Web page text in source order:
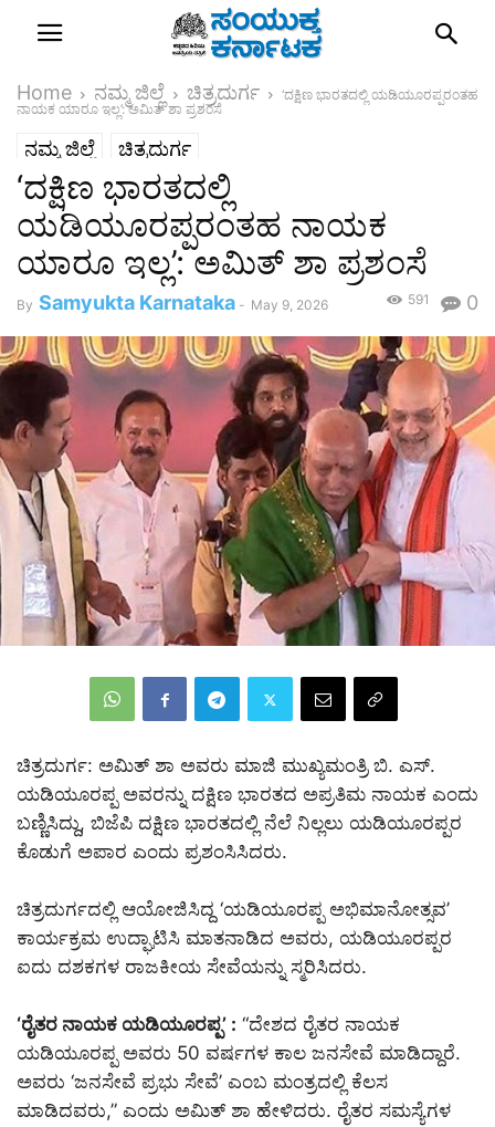
Home ನಮ್ಮ ಜಿಲ್ಲೆ ಚಿತ್ರದುರ್ಗ
‘ದಕ್ಷಿಣ ಭಾರತದಲ್ಲಿ ಯಡಿಯೂರಪ್ಪರಂತಹ
ನಾಯಕ ಯಾರೂ ಇಲ್ಲ’: ಅಮಿತ್ ಶಾ ಪ್ರಶಂಸೆ
ನಮ್ಮ ಜಿಲ್ಲೆ ಚಿತ್ರದುರ್ಗ
‘ದಕ್ಷಿಣ ಭಾರತದಲ್ಲಿ
ಯಡಿಯೂರಪ್ಪರಂತಹ ನಾಯಕ
ಯಾರೂ ಇಲ್ಲ’: ಅಮಿತ್ ಶಾ ಪ್ರಶಂಸೆ
By Samyukta Karnataka - May 9, 2026 0
591
ಚಿತ್ರದುರ್ಗ: ಅಮಿತ್‌ ಶಾ ಅವರು ಮಾಜಿ ಮುಖ್ಯಮಂತ್ರಿ ಬಿ. ಎಸ್‌.
ಯಡಿಯೂರಪ್ಪ ಅವರನ್ನು ದಕ್ಷಿಣ ಭಾರತದ ಅಪ್ರತಿಮ ನಾಯಕ ಎಂದು
ಬಣ್ಣಿಸಿದ್ದು, ಬಿಜೆಪಿ ದಕ್ಷಿಣ ಭಾರತದಲ್ಲಿ ನೆಲೆ ನಿಲ್ಲಲು ಯಡಿಯೂರಪ್ಪರ
ಕೊಡುಗೆ ಅಪಾರ ಎಂದು ಪ್ರಶಂಸಿಸಿದರು.
ಚಿತ್ರದುರ್ಗದಲ್ಲಿ ಆಯೋಜಿಸಿದ್ದ ‘ಯಡಿಯೂರಪ್ಪ ಅಭಿಮಾನೋತ್ಸವ’
ಕಾರ್ಯಕ್ರಮ ಉದ್ಘಾಟಿಸಿ ಮಾತನಾಡಿದ ಅವರು, ಯಡಿಯೂರಪ್ಪರ
ಐದು ದಶಕಗಳ ರಾಜಕೀಯ ಸೇವೆಯನ್ನು ಸ್ಮರಿಸಿದರು.
‘ರೈತರ ನಾಯಕ ಯಡಿಯೂರಪ್ಪ’ : “ದೇಶದ ರೈತರ ನಾಯಕ
ಯಡಿಯೂರಪ್ಪ ಅವರು 50 ವರ್ಷಗಳ ಕಾಲ ಜನಸೇವೆ ಮಾಡಿದ್ದಾರೆ.
ಅವರು ‘ಜನಸೇವೆ ಪ್ರಭು ಸೇವೆ’ ಎಂಬ ಮಂತ್ರದಲ್ಲಿ ಕೆಲಸ
ಮಾಡಿದವರು,” ಎಂದು ಅಮಿತ್ ಶಾ ಹೇಳಿದರು. ರೈತರ ಸಮಸ್ಯೆಗಳ